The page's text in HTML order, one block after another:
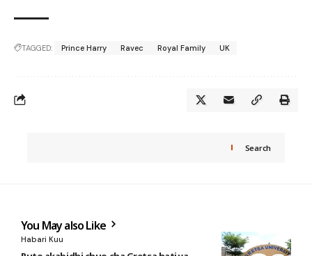
TAGGED: Prince Harry Ravec Royal Family UK
Search
You May also Like
Habari Kuu